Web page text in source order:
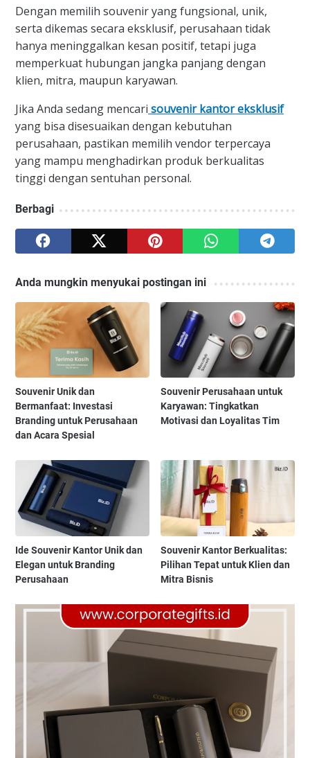
Dengan memilih souvenir yang fungsional, unik,
serta dikemas secara eksklusif, perusahaan tidak
hanya meninggalkan kesan positif, tetapi juga
memperkuat hubungan jangka panjang dengan
klien, mitra, maupun karyawan.
Jika Anda sedang mencari souvenir kantor eksklusif
yang bisa disesuaikan dengan kebutuhan
perusahaan, pastikan memilih vendor terpercaya
yang mampu menghadirkan produk berkualitas
tinggi dengan sentuhan personal.
Berbagi
Anda mungkin menyukai postingan ini
Souvenir Unik dan
Bermanfaat: Investasi
Branding untuk Perusahaan
dan Acara Spesial
Souvenir Perusahaan untuk
Karyawan: Tingkatkan
Motivasi dan Loyalitas Tim
Ide Souvenir Kantor Unik dan
Elegan untuk Branding
Perusahaan
Souvenir Kantor Berkualitas:
Pilihan Tepat untuk Klien dan
Mitra Bisnis